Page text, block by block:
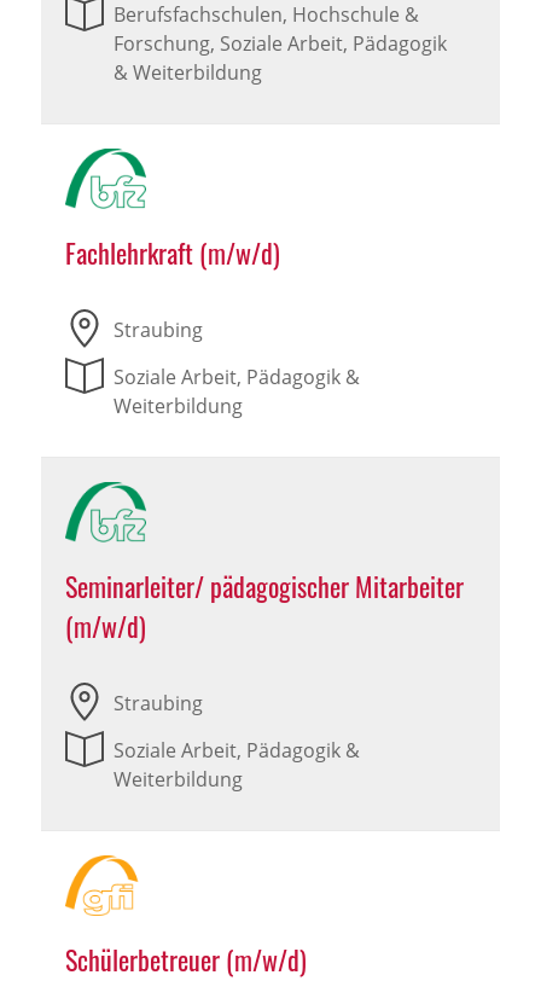
Berufsfachschulen, Hochschule &
Forschung, Soziale Arbeit, Pädagogik
& Weiterbildung
Fachlehrkraft (m/w/d)
Straubing
Soziale Arbeit, Pädagogik &
Weiterbildung
Seminarleiter/ pädagogischer Mitarbeiter
(m/w/d)
Straubing
Soziale Arbeit, Pädagogik &
Weiterbildung
Schülerbetreuer (m/w/d)